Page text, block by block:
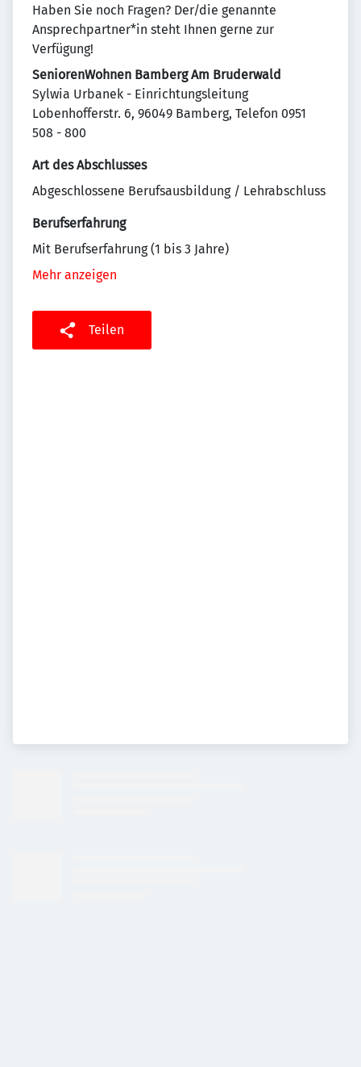
Haben Sie noch Fragen? Der/die genannte
Ansprechpartner*in steht Ihnen gerne zur
Verfügung!
SeniorenWohnen Bamberg Am Bruderwald
Sylwia Urbanek - Einrichtungsleitung
Lobenhofferstr. 6, 96049 Bamberg, Telefon 0951
508 - 800
Art des Abschlusses
Abgeschlossene Berufsausbildung / Lehrabschluss
Berufserfahrung
Mit Berufserfahrung (1 bis 3 Jahre)
Mehr anzeigen
Teilen